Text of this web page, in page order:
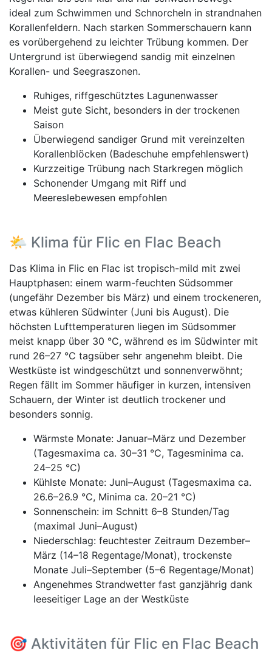
ideal zum Schwimmen und Schnorcheln in strandnahen
Korallenfeldern. Nach starken Sommerschauern kann
es vorübergehend zu leichter Trübung kommen. Der
Untergrund ist überwiegend sandig mit einzelnen
Korallen- und Seegraszonen.
Ruhiges, riffgeschütztes Lagunenwasser
Meist gute Sicht, besonders in der trockenen
Saison
Überwiegend sandiger Grund mit vereinzelten
Korallenblöcken (Badeschuhe empfehlenswert)
Kurzzeitige Trübung nach Starkregen möglich
Schonender Umgang mit Riff und
Meereslebewesen empfohlen
🌤️ Klima für Flic en Flac Beach
Das Klima in Flic en Flac ist tropisch-mild mit zwei
Hauptphasen: einem warm-feuchten Südsommer
(ungefähr Dezember bis März) und einem trockeneren,
etwas kühleren Südwinter (Juni bis August). Die
höchsten Lufttemperaturen liegen im Südsommer
meist knapp über 30 °C, während es im Südwinter mit
rund 26–27 °C tagsüber sehr angenehm bleibt. Die
Westküste ist windgeschützt und sonnenverwöhnt;
Regen fällt im Sommer häufiger in kurzen, intensiven
Schauern, der Winter ist deutlich trockener und
besonders sonnig.
Wärmste Monate: Januar–März und Dezember
(Tagesmaxima ca. 30–31 °C, Tagesminima ca.
24–25 °C)
Kühlste Monate: Juni–August (Tagesmaxima ca.
26.6–26.9 °C, Minima ca. 20–21 °C)
Sonnenschein: im Schnitt 6–8 Stunden/Tag
(maximal Juni–August)
Niederschlag: feuchtester Zeitraum Dezember–
März (14–18 Regentage/Monat), trockenste
Monate Juli–September (5–6 Regentage/Monat)
Angenehmes Strandwetter fast ganzjährig dank
leeseitiger Lage an der Westküste
🎯 Aktivitäten für Flic en Flac Beach